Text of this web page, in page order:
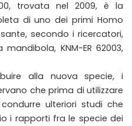
trovata nel 2009, è la
di uno dei primi Homo
secondo i ricercatori,
KNM-ER 62003,
alla nuova specie, i
che prima di utilizzare
ulteriori studi che
i rapporti fra le specie dei